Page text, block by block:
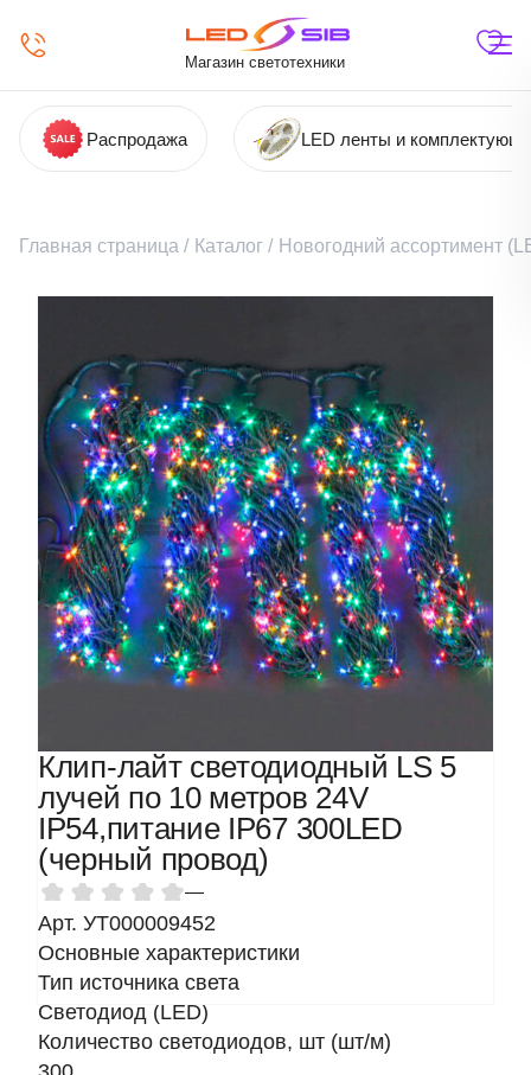
Магазин светотехники
Распродажа LED ленты и
Главная страница / Каталог / Новогодний ассортимент
Клип-лайт светодиодный LS 5
лучей по 10 метров 24V
IP54,питание IP67 300LED
(черный провод)
—
Арт. УТ000009452
Основные характеристики
Тип источника света
Светодиод (LED)
Количество светодиодов, шт (шт/м)